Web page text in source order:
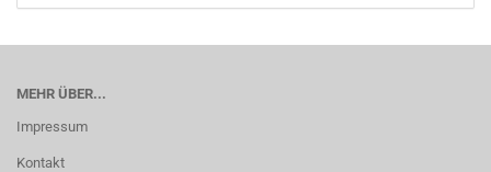
MEHR ÜBER...
Impressum
Kontakt